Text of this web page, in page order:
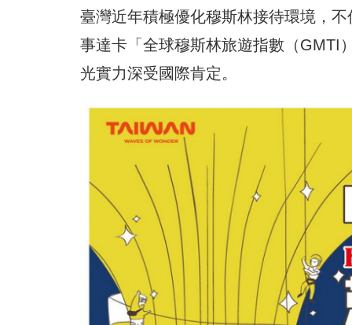
臺灣近年積極優化穆斯林接待環境，
事達卡「全球穆斯林旅遊指數（GMTI
光實力深受國際肯定。